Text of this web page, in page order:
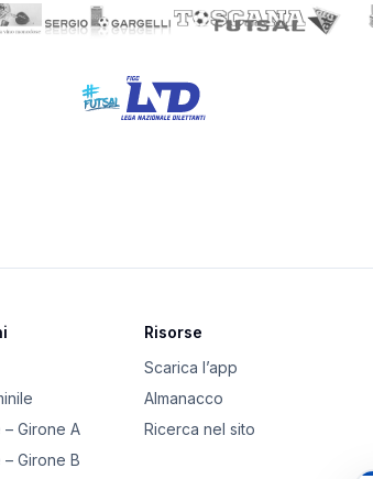
– Girone A
Girone B
Risorse
Scarica l’app
Almanacco
Ricerca nel sito